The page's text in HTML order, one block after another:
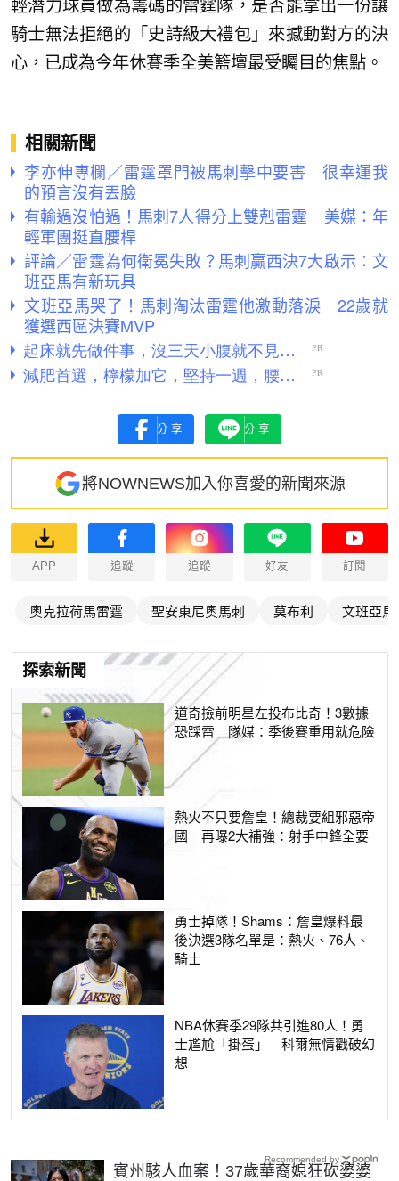
輕潛力球員做為籌碼的雷霆隊，是否能拿出一份讓
騎士無法拒絕的「史詩級大禮包」來撼動對方的決
心，已成為今年休賽季全美籃壇最受矚目的焦點。
相關新聞
李亦伸專欄／雷霆罩門被馬刺擊中要害 很幸運我
的預言沒有丟臉
有輸過沒怕過！馬刺7人得分上雙剋雷霆 美媒：年
輕軍團挺直腰桿
評論／雷霆為何衛冕失敗？馬刺贏西決7大啟示：文
班亞馬有新玩具
文班亞馬哭了！馬刺淘汰雷霆他激動落淚 22歲就
獲選西區決賽MVP
分享 分享
將NOWNEWS加入你喜愛的新聞來源
APP 追蹤 追蹤 好友 訂閱
奧克拉荷馬雷霆 聖安東尼奧馬刺 莫布利 文班亞馬
探索新聞
道奇撿前明星左投布比奇！3數據
恐踩雷 隊媒：季後賽重用就危險
熱火不只要詹皇！總裁要組邪惡帝
國 再曝2大補強：射手中鋒全要
勇士掉隊！Shams：詹皇爆料最
後決選3隊名單是：熱火、76人、
騎士
NBA休賽季29隊共引進80人！勇
士尷尬「掛蛋」 科爾無情戳破幻
想
賓州駭人血案！37歲華裔媳狂砍婆婆
Recommended by